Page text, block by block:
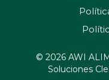
© 2026 AWI
Soluciones